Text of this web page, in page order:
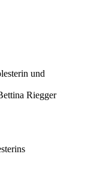
und
Riegger